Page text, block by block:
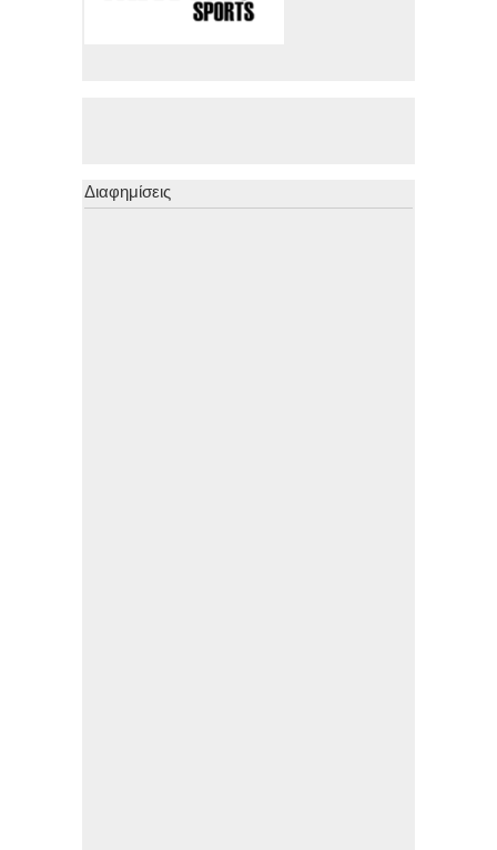
Διαφημίσεις